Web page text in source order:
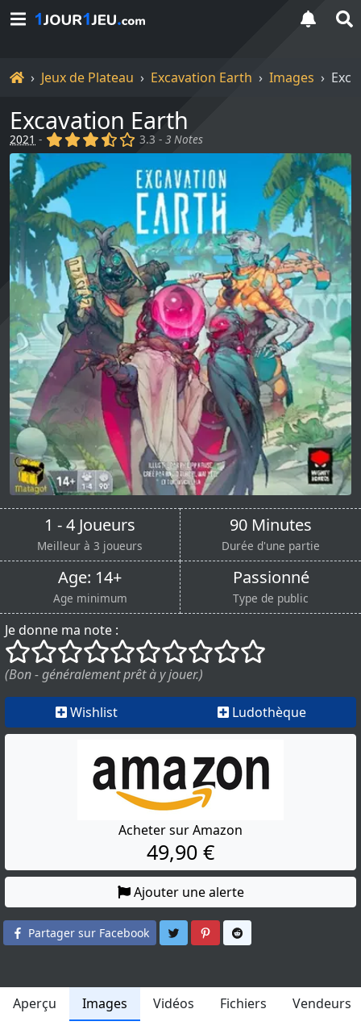
Accueil
Jeux de Plateau Excavation Earth Images
Excavation Earth
2021 - (x) (x) (x) (,) ()
3.3 -3 Notes
1 - 4 Joueurs
Meilleur à 3 joueurs
90 Minutes
Durée d'une partie
Age: 14+
Age minimum
Passionné
Type de public
Je donne ma note :
()
() () () () () () () ()
()
(Bon - généralement prêt à y jouer.)
Wishlist Ludothèque
Acheter sur Amazon
49,90 €
Ajouter une alerte
Partager sur Facebook Partager sur Twitter
Partager sur Pinterest
Aperçu Images Vidéos Fichiers Vendeurs